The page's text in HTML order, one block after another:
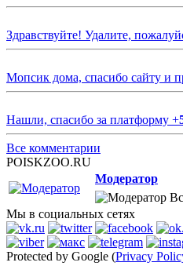
Здравствуйте! Удалите,
Мопсик дома, спасибо сайту и
Нашли, спасибо за платформу +
Все комментарии
POISKZOO.RU
Модератор
Мы в социальных сетях
Protected by Google (Privacy